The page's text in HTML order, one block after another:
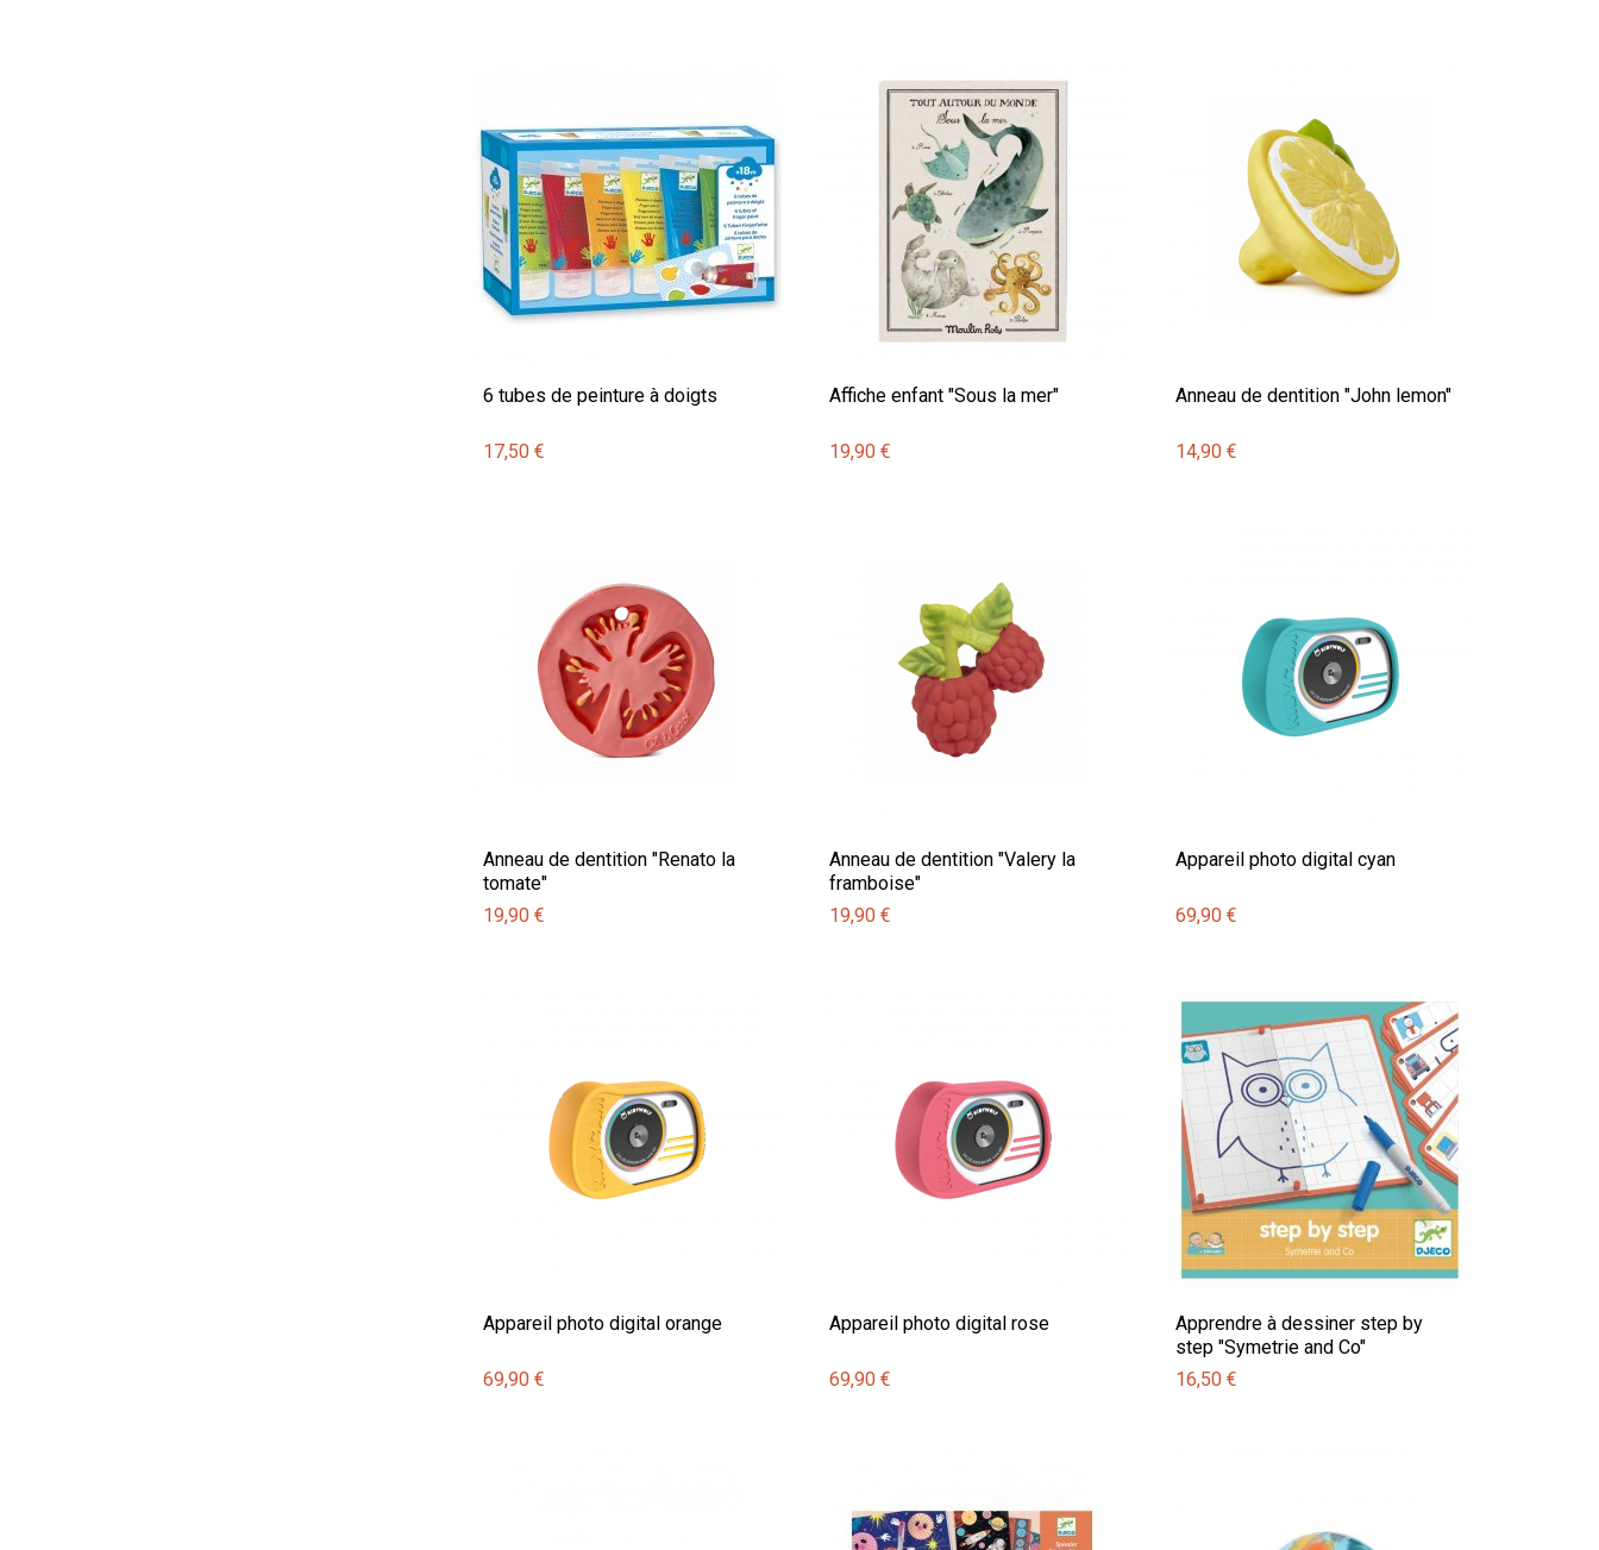
6 tubes de peinture à doigts
17,50 €
Affiche enfant "Sous la mer"
19,90 €
Anneau de dentition "John lemon"
14,90 €
Anneau de dentition "Renato la
tomate"
19,90 €
Anneau de dentition "Valery la
framboise"
19,90 €
Appareil photo digital cyan
69,90 €
Appareil photo digital orange
69,90 €
Appareil photo digital rose
69,90 €
Apprendre à dessiner step by
step "Symetrie and Co"
16,50 €